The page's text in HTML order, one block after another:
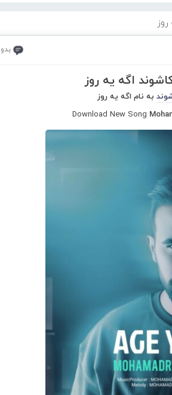
اگه یه روز
به نام اگه یه روز
Download New Song